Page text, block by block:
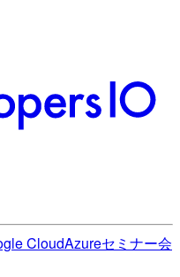
CloudAzureセミナー会